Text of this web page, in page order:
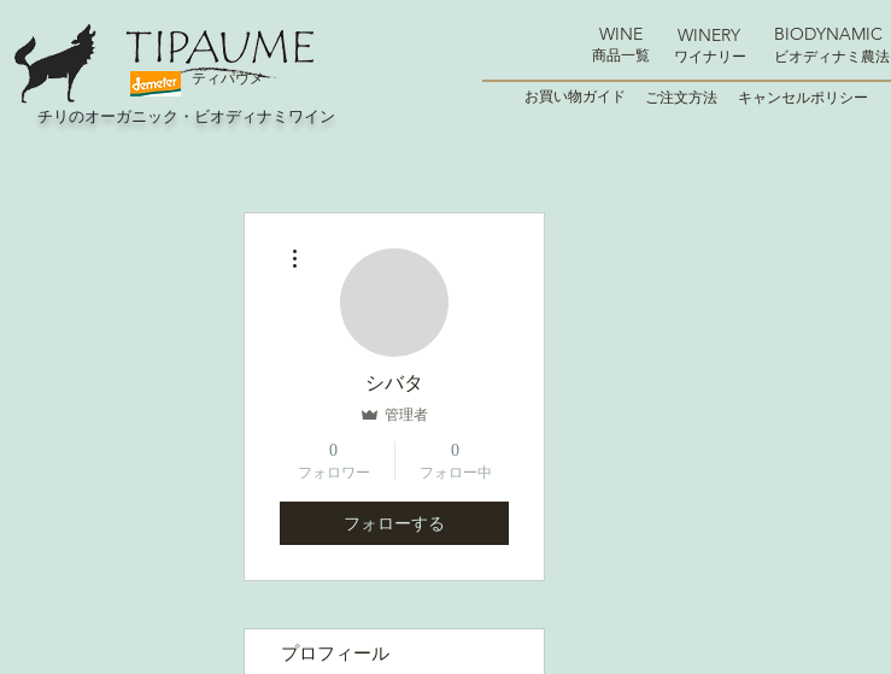
ティパウメ
チリのオーガニック・ビオディナミワイン
お買い物ガイド ご注文方法 キャンセルポリシー
WINE
商品一覧
WINERY
ワイナリー
BIODYNAMIC
ビオディナミ農法
シバタ
管理者
0
フォロワー
0
フォロー中
フォローする
プロフィール